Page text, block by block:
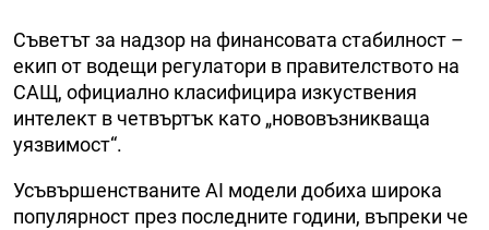
Съветът за надзор на финансовата стабилност –
екип от водещи регулатори в правителството на
САЩ, официално класифицира изкуствения
интелект в четвъртък като „нововъзникваща
уязвимост“.
Усъвършенстваните AI модели добиха широка
популярност през последните години, въпреки че